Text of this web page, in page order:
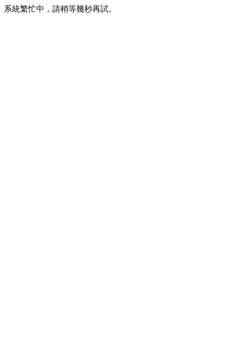
系統繁忙中，請稍等幾秒再試。